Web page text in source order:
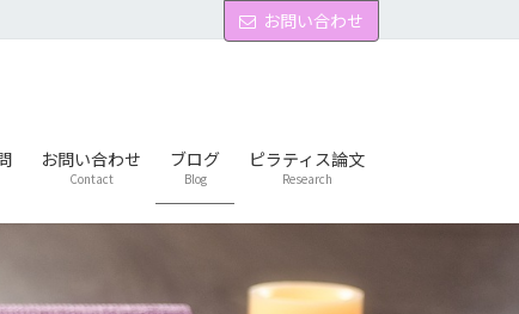
お問い合わせ
お問い合わせ
Contact
ブログ
Blog
ピラティス論文
Research